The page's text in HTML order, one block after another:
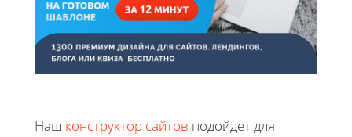
Наш конструктор сайтов подойдет для